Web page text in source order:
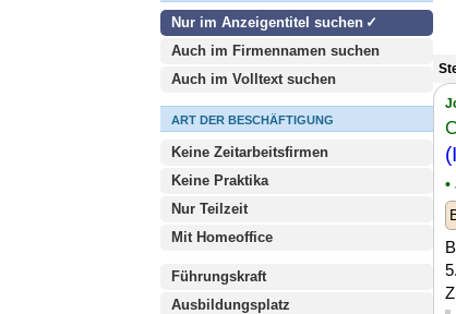
Nur im Anzeigentitel suchen
Auch im Firmennamen suchen
Auch im Volltext suchen
ART DER BESCHÄFTIGUNG
Keine Zeitarbeitsfirmen
Keine Praktika
Nur Teilzeit
Mit Homeoffice
Führungskraft
Ausbildungsplatz